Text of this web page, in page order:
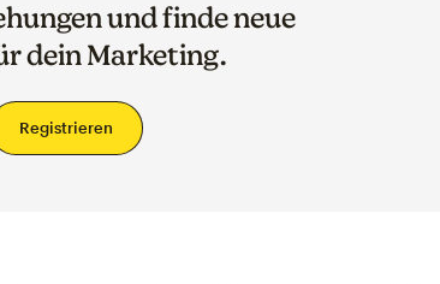
und finde neue
dein Marketing.
Registrieren